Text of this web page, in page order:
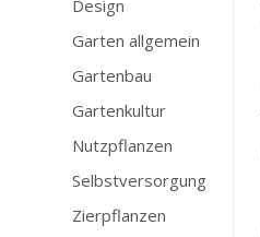
Design
Garten allgemein
Gartenbau
Gartenkultur
Nutzpflanzen
Selbstversorgung
Zierpflanzen